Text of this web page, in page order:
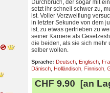
Durchbruch, der sogar mit
setzt ihr schnell schwer zu,
ist. Voller Verzweiflung
in letzter Sekunde von dem
ist, zu etwas gertrieben zu
seiner Karriere als
die beiden, als sie sich mehr
selber wollen.
Sprache: Deutsch Englisch
Dänisch Holländisch Finnisch
CHF 9.90 [an